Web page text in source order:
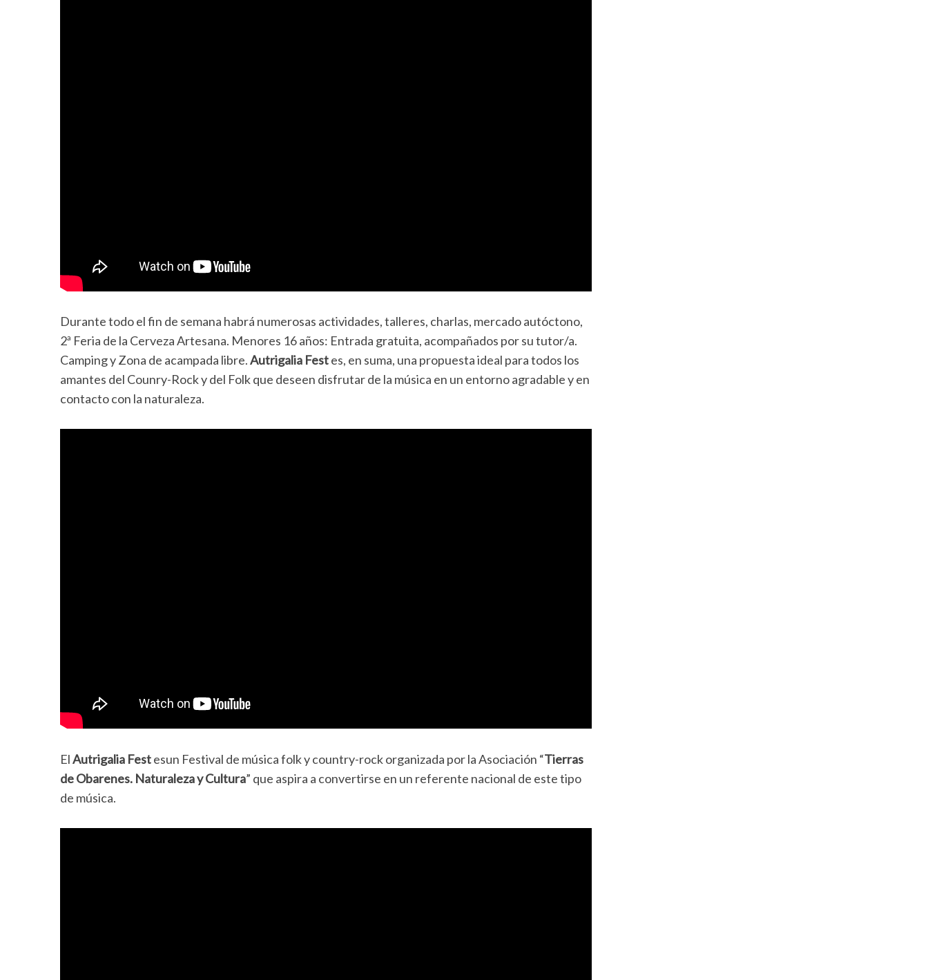
Durante todo el fin de semana habrá numerosas actividades, talleres, charlas, mercado autóctono,
2ª Feria de la Cerveza Artesana. Menores 16 años: Entrada gratuita, acompañados por su tutor/a.
Camping y Zona de acampada libre.Autrigalia Festes, en suma, una propuesta ideal para todos los
amantes del Counry-Rock y del Folk que deseen disfrutar de la música en un entorno agradable y en
contacto con la naturaleza.
ElAutrigalia Festesun Festival de música folk y country-rock organizada por la Asociación “Tierras
de Obarenes. Naturaleza y Cultura” que aspira a convertirse en un referente nacional de este tipo
de música.